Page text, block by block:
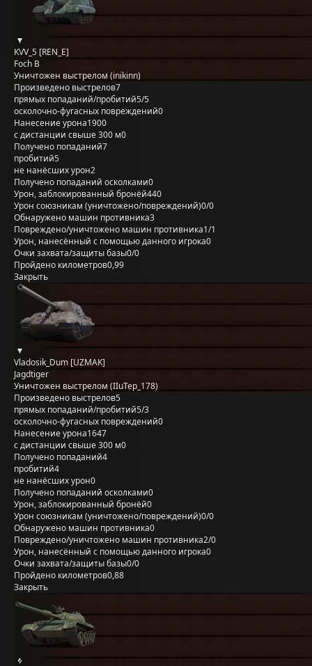
KVV_5 [REN_E]
Foch B
Уничтожен выстрелом (inikinn)
Произведено выстрелов7
прямых попаданий/пробитий5/5
осколочно-фугасных повреждений0
Нанесение урона1900
с дистанции свыше 300 м0
Получено попаданий7
пробитий5
не нанёсших урон2
Получено попаданий осколками0
Урон, заблокированный бронёй440
Урон союзникам (уничтожено/повреждений)0/0
Обнаружено машин противника3
Повреждено/уничтожено машин противника1/1
Урон, нанесённый с помощью данного игрока0
Очки захвата/защиты базы0/0
Пройдено километров0,99
Закрыть
Vladosik_Dum [UZMAK]
Jagdtiger
Уничтожен выстрелом (IIuTep_178)
Произведено выстрелов5
прямых попаданий/пробитий5/3
осколочно-фугасных повреждений0
Нанесение урона1647
с дистанции свыше 300 м0
Получено попаданий4
пробитий4
не нанёсших урон0
Получено попаданий осколками0
Урон, заблокированный бронёй0
Урон союзникам (уничтожено/повреждений)0/0
Обнаружено машин противника0
Повреждено/уничтожено машин противника2/0
Урон, нанесённый с помощью данного игрока0
Очки захвата/защиты базы0/0
Пройдено километров0,88
Закрыть